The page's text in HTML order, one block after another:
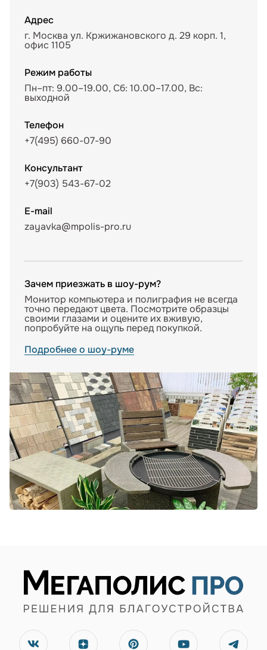
Адрес
г. Москва ул. Кржижановского д. 29 корп. 1,
офис 1105
Режим работы
Пн–пт: 9.00–19.00, Сб: 10.00–17.00, Вс:
выходной
Телефон
+7(495) 660-07-90
Консультант
+7(903) 543-67-02
E-mail
zayavka@mpolis-pro.ru
Зачем приезжать в шоу-рум?
Монитор компьютера и полиграфия не всегда
точно передают цвета. Посмотрите образцы
своими глазами и оцените их вживую,
попробуйте на ощупь перед покупкой.
Подробнее о шоу-руме